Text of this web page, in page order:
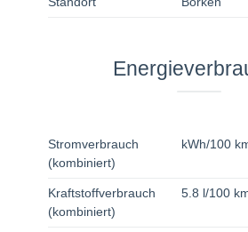
Stromverbrauch
(kombiniert)
kWh/100
Kraftstoffverbrauch
(kombiniert)
5.8 l/100